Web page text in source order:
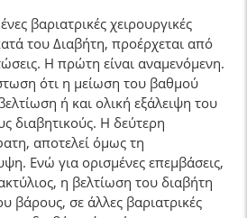
βαριατρικές χειρουργικές
του Διαβήτη, προέρχεται από
Η πρώτη είναι αναμενόμενη.
ότι η μείωση του βαθμού
ή και ολική εξάλειψη του
διαβητικούς. Η δεύτερη
αποτελεί όμως τη
Ενώ για ορισμένες επεμβάσεις,
η βελτίωση του διαβήτη
βάρους, σε άλλες βαριατρικές